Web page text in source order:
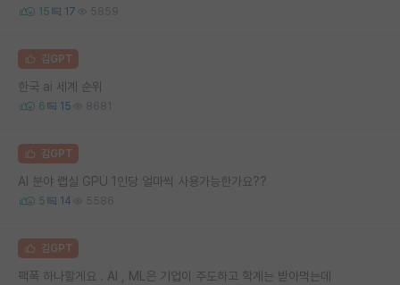
15 17 5859
김GPT
한국 ai 세계 순위
6 15 8681
김GPT
AI 분야 랩실 GPU 1인당 얼마씩 사용가능한가요??
5 14 5586
김GPT
팩폭 하나할게요 . AI , ML은 기업이 주도하고 학계는 받아먹는데